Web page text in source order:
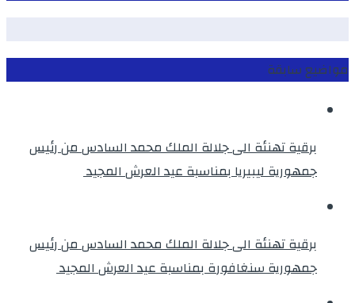
مواضيع سابقة
برقية تهنئة الى جلالة الملك محمد السادس من رئيس
جمهورية ليبيريا بمناسبة عيد العرش المجيد
برقية تهنئة الى جلالة الملك محمد السادس من رئيس
جمهورية سنغافورة بمناسبة عيد العرش المجيد